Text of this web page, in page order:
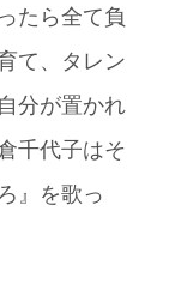
たら全て負
て、タレン
分が置かれ
千代子はそ
』を歌っ